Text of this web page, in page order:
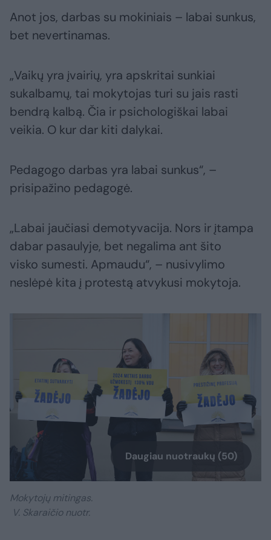
Anot jos, darbas su mokiniais – labai sunkus,
bet nevertinamas.
„Vaikų yra įvairių, yra apskritai sunkiai
sukalbamų, tai mokytojas turi su jais rasti
bendrą kalbą. Čia ir psichologiškai labai
veikia. O kur dar kiti dalykai.
Pedagogo darbas yra labai sunkus“, –
prisipažino pedagogė.
„Labai jaučiasi demotyvacija. Nors ir įtampa
dabar pasaulyje, bet negalima ant šito
visko sumesti. Apmaudu“, – nusivylimo
neslėpė kita į protestą atvykusi mokytoja.
Daugiau nuotraukų (50)
Mokytojų mitingas.
V. Skaraičio nuotr.